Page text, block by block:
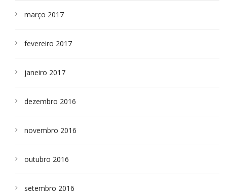
março 2017
fevereiro 2017
janeiro 2017
dezembro 2016
novembro 2016
outubro 2016
setembro 2016